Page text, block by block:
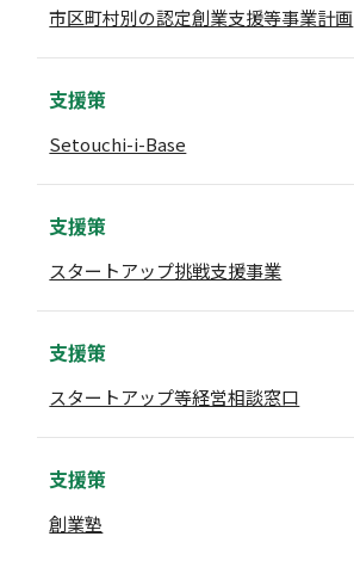
市区町村別の認定創業支援等事業計画
支援策
Setouchi-i-Base
支援策
スタートアップ挑戦支援事業
支援策
スタートアップ等経営相談窓口
支援策
創業塾